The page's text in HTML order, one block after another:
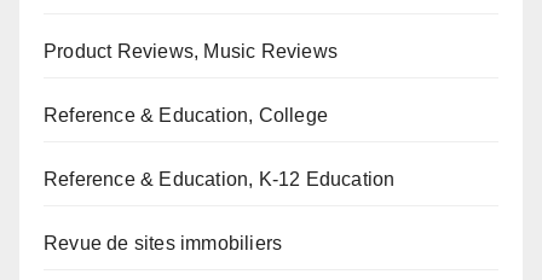
Product Reviews, Music Reviews
Reference & Education, College
Reference & Education, K-12 Education
Revue de sites immobiliers